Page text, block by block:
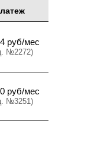
руб/мес
№2272)
руб/мес
№3251)